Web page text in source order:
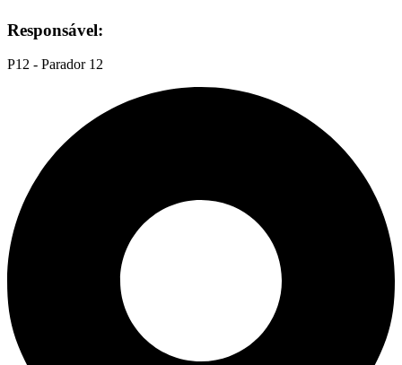
Responsável:
P12 - Parador 12